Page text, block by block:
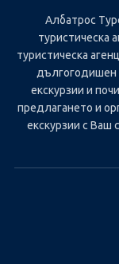
Албатрос
туристическа
туристическа
дългогодишен
екскурзии и
предлагането и
екскурзии с Ваш